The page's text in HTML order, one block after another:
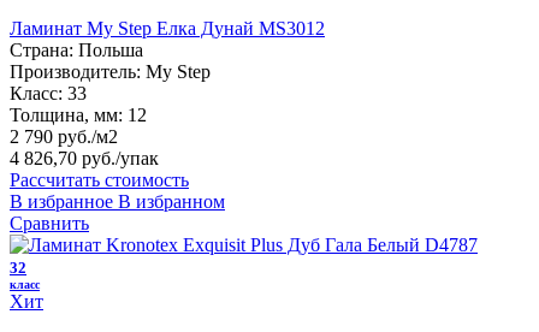
Ламинат My Step Елка Дунай MS3012
Страна: Польша
Производитель: My Step
Класс: 33
Толщина, мм: 12
2 790 руб./м2
4 826,70 руб./упак
Рассчитать стоимость
В избранное В избранном
Сравнить
32
класс
Хит